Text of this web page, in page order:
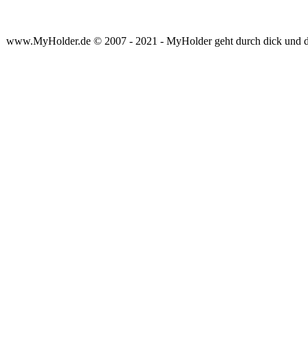
www.MyHolder.de © 2007 - 2021 - MyHolder geht durch dick und